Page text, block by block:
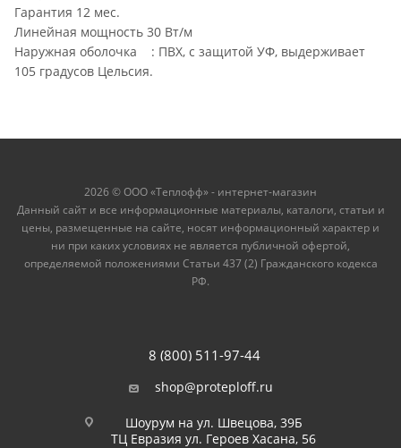
Гарантия 12 мес.
Линейная мощность 30 Вт/м
Наружная оболочка : ПВХ, с защитой УФ, выдерживает
105 градусов Цельсия.
2026 © ООО «Теплофф» - интернет-магазин
Данный сайт и все информационные материалы, каталоги, статьи и
цены, размещенные на сайте, носят информационный характер и
ни при каких условиях не является публичной офертой,
определяемой положениями Статьи 437 (2) Гражданского кодекса
РФ.
8 (800) 511-97-44
shop@proteploff.ru
Шоурум на ул. Швецова, 39Б
ТЦ Евразия ул. Героев Хасана, 56